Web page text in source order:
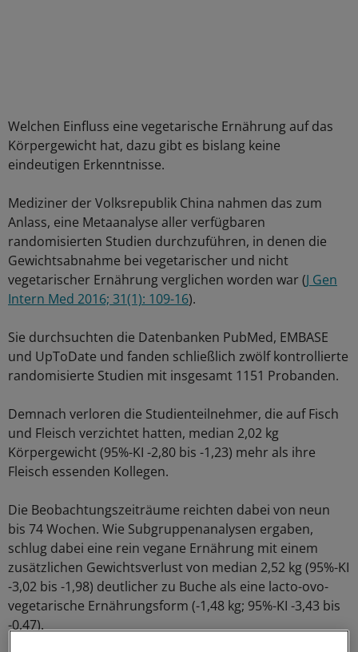
Welchen Einfluss eine vegetarische Ernährung auf das
Körpergewicht hat, dazu gibt es bislang keine
eindeutigen Erkenntnisse.
Mediziner der Volksrepublik China nahmen das zum
Anlass, eine Metaanalyse aller verfügbaren
randomisierten Studien durchzuführen, in denen die
Gewichtsabnahme bei vegetarischer und nicht
vegetarischer Ernährung verglichen worden war (J Gen
Intern Med 2016; 31(1): 109-16).
Sie durchsuchten die Datenbanken PubMed, EMBASE
und UpToDate und fanden schließlich zwölf kontrollierte
randomisierte Studien mit insgesamt 1151 Probanden.
Demnach verloren die Studienteilnehmer, die auf Fisch
und Fleisch verzichtet hatten, median 2,02 kg
Körpergewicht (95%-KI -2,80 bis -1,23) mehr als ihre
Fleisch essenden Kollegen.
Die Beobachtungszeiträume reichten dabei von neun
bis 74 Wochen. Wie Subgruppenanalysen ergaben,
schlug dabei eine rein vegane Ernährung mit einem
zusätzlichen Gewichtsverlust von median 2,52 kg (95%-KI
-3,02 bis -1,98) deutlicher zu Buche als eine lacto-ovo-
vegetarische Ernährungsform (-1,48 kg; 95%-KI -3,43 bis
-0,47).